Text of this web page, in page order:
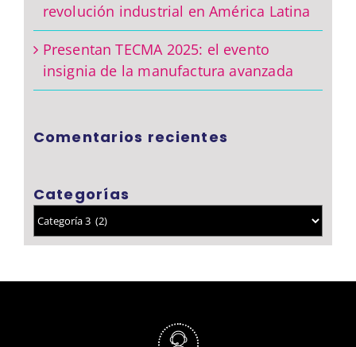
revolución industrial en América Latina
Presentan TECMA 2025: el evento
insignia de la manufactura avanzada
Comentarios recientes
Categorías
Categorías